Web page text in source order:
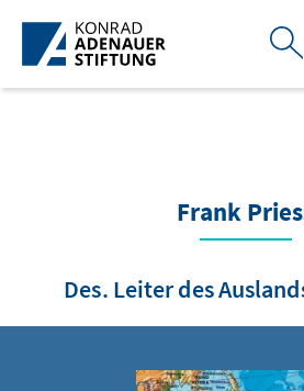
Skip to Main Content
Frank
Des. Leiter des